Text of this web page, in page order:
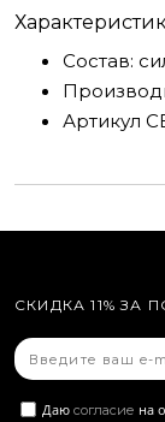
Состав:
Артикул
СКИДКА 11% ЗА
Даю согласие на